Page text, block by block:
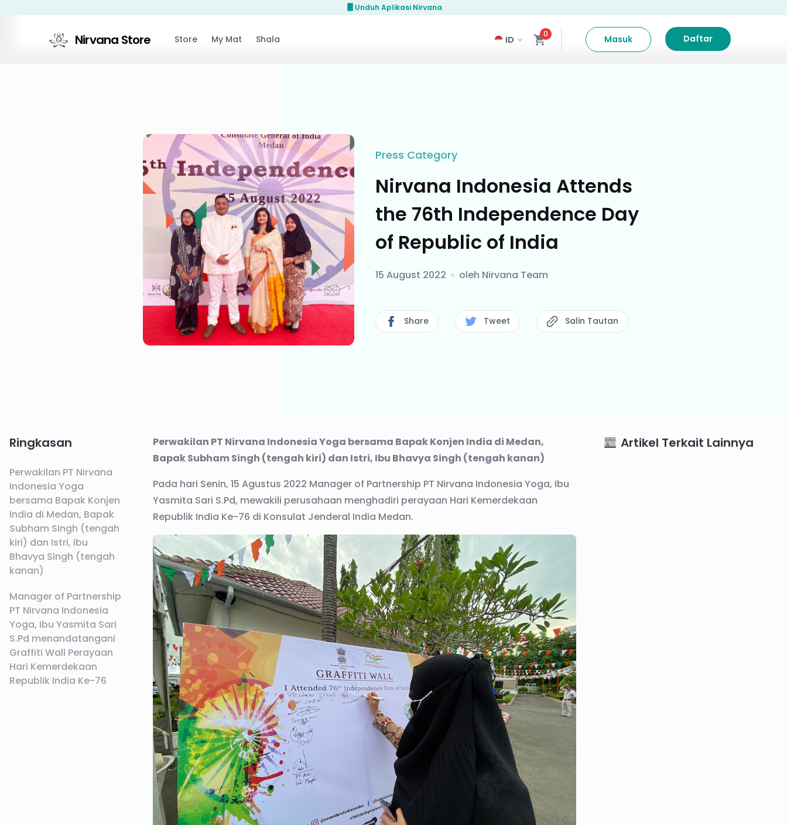
Unduh Aplikasi Nirvana
Nirvana Store Store My Mat Shala 0 Masuk Daftar
Press Category
Nirvana Indonesia Attends
the 76th Independence Day
of Republic of India
15 August 2022 oleh Nirvana Team
Share Tweet Salin Tautan
Ringkasan
Perwakilan PT Nirvana
Indonesia Yoga
bersama Bapak Konjen
India di Medan, Bapak
Subham Singh (tengah
kiri) dan Istri, Ibu
Bhavya Singh (tengah
kanan)
Manager of Partnership
PT Nirvana Indonesia
Yoga, Ibu Yasmita Sari
S.Pd menandatangani
Graffiti Wall Perayaan
Hari Kemerdekaan
Republik India Ke-76
Perwakilan PT Nirvana Indonesia Yoga bersama Bapak Konjen India di Medan,
Bapak Subham Singh (tengah kiri) dan Istri, Ibu Bhavya Singh (tengah kanan)
Pada hari Senin, 15 Agustus 2022 Manager of Partnership PT Nirvana Indonesia Yoga, Ibu
Yasmita Sari S.Pd, mewakili perusahaan menghadiri perayaan Hari Kemerdekaan
Republik India Ke-76 di Konsulat Jenderal India Medan.
Artikel Terkait Lainnya